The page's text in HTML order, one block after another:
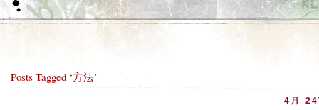
Posts Tagged ‘方法’
4月